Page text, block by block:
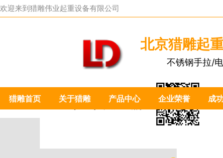
欢迎来到猎雕伟业起重设备有限公司
北京猎雕起
不锈钢手拉/
扫一扫关注我们：
猎雕首页 关于猎雕 产品中心 企业荣誉 成